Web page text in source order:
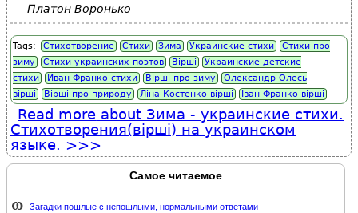
Платон Воронько
Tags: Стихотворение Стихи Зима Украинские стихи
Стихи про
зиму
Стихи украинских поэтов Вірші
Украинские детские
стихи
Иван Франко стихи Вірші про зиму
Олександр Олесь
вірші
Вірші про природу Ліна Костенко вірші Іван Франко вірші
Read more about Зима - украинские стихи.
Стихотворения(вiршi) на украинском
языке.
Самое читаемое
Загадки пошлые с непошлыми, нормальными ответами